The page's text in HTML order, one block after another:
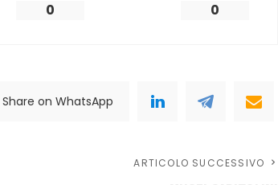
0 0
Share on WhatsApp
ARTICOLO SUCCESSIVO